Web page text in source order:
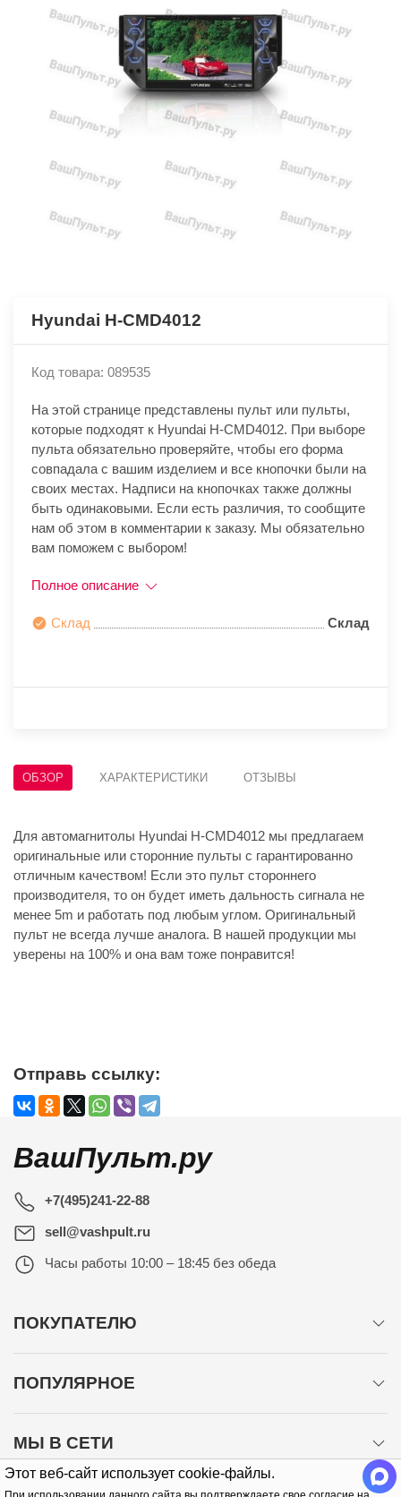
Этот веб-сайт использует cookie-файлы.
Hyundai H-CMD4012
Код товара: 089535
На этой странице представлены пульт или пульты,
которые подходят к Hyundai H-CMD4012. При выборе
пульта обязательно проверяйте, чтобы его форма
совпадала с вашим изделием и все кнопочки были на
своих местах. Надписи на кнопочках также должны
быть одинаковыми. Если есть различия, то сообщите
нам об этом в комментарии к заказу. Мы обязательно
вам поможем с выбором!
Полное описание
Склад Склад
ОБЗОР ХАРАКТЕРИСТИКИ ОТЗЫВЫ
Для автомагнитолы Hyundai H-CMD4012 мы предлагаем
оригинальные или сторонние пульты с гарантированно
отличным качеством! Если это пульт стороннего
производителя, то он будет иметь дальность сигнала не
менее 5m и работать под любым углом. Оригинальный
пульт не всегда лучше аналога. В нашей продукции мы
уверены на 100% и она вам тоже понравится!
Отправь ссылку:
ВашПульт.ру
+7(495)241-22-88
sell@vashpult.ru
Часы работы 10:00 – 18:45 без обеда
ПОКУПАТЕЛЮ
ПОПУЛЯРНОЕ
МЫ В СЕТИ